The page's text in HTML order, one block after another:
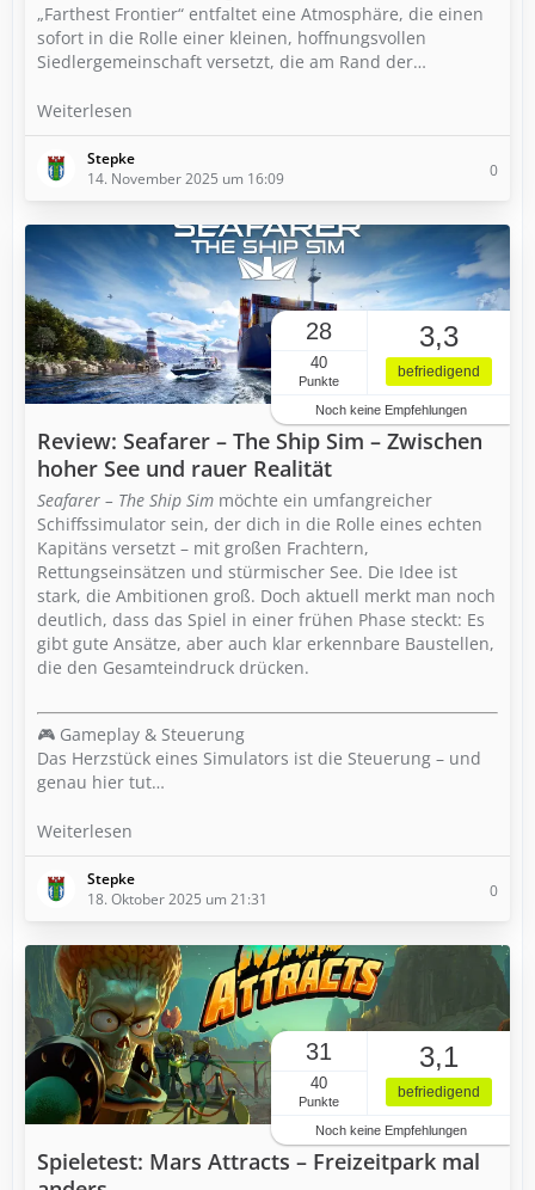
„Farthest Frontier“ entfaltet eine Atmosphäre, die einen
sofort in die Rolle einer kleinen, hoffnungsvollen
Siedlergemeinschaft versetzt, die am Rand der…
Weiterlesen
Stepke
14. November 2025 um 16:09
0
28
40
Punkte
3,3
befriedigend
Noch keine Empfehlungen
Review: Seafarer – The Ship Sim – Zwischen
hoher See und rauer Realität
Seafarer – The Ship Sim möchte ein umfangreicher
Schiffssimulator sein, der dich in die Rolle eines echten
Kapitäns versetzt – mit großen Frachtern,
Rettungseinsätzen und stürmischer See. Die Idee ist
stark, die Ambitionen groß. Doch aktuell merkt man noch
deutlich, dass das Spiel in einer frühen Phase steckt: Es
gibt gute Ansätze, aber auch klar erkennbare Baustellen,
die den Gesamteindruck drücken.
🎮 Gameplay & Steuerung
Das Herzstück eines Simulators ist die Steuerung – und
genau hier tut…
Weiterlesen
Stepke
18. Oktober 2025 um 21:31
0
31
40
Punkte
3,1
befriedigend
Noch keine Empfehlungen
Spieletest: Mars Attracts – Freizeitpark mal